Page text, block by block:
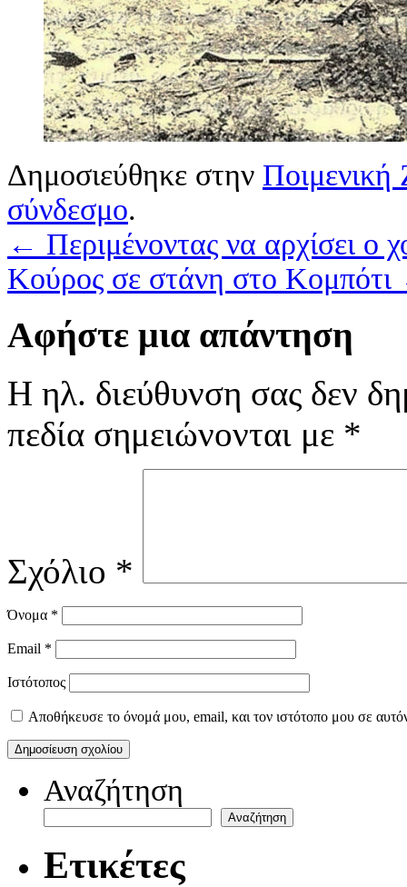
Δημοσιεύθηκε στην
σύνδεσμο.
← Περιμένοντας να αρχίσει
Κούρος σε στάνη στο Κομπότι
Αφήστε μια απάντηση
Η ηλ. διεύθυνση σας δεν
πεδία σημειώνονται με *
Σχόλιο *
Όνομα *
Email *
Ιστότοπος
Αποθήκευσε το όνομά μου, email, και τον ιστότοπο μου σε
Αναζήτηση
Αναζήτηση
Ετικέτες